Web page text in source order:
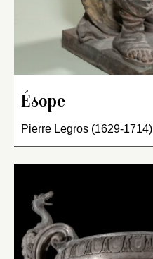
Ésope
Pierre Legros (1629-1714)